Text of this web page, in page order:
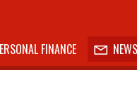
FINANCE 